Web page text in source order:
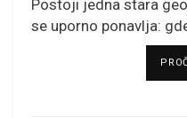
Postoji jedna stara
se uporno ponavlja: